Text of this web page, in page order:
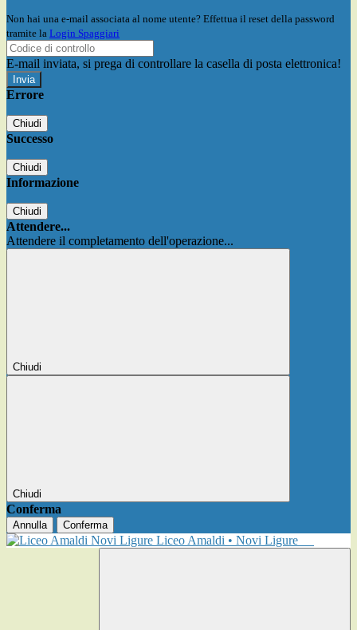
Non hai una e-mail associata al nome utente? Effettua il reset della password
tramite la Login Spaggiari
E-mail inviata, si prega di controllare la casella di posta elettronica!
Errore
Chiudi
Successo
Chiudi
Informazione
Chiudi
Attendere...
Attendere il completamento dell'operazione...
Chiudi
Chiudi
Conferma
Annulla Conferma
Liceo Amaldi • Novi Ligure